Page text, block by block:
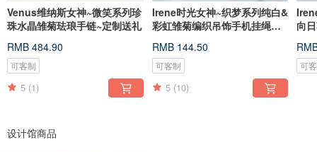
Venus维纳斯女神~微笑系列珍
珠水晶雏菊珐琅手链~定制送礼
RMB 484.90
可客制
5 (1)
Irene时光女神~织梦系列纯白&
彩虹雏菊编织吊饰手机挂绳钥
RMB 144.50
可客制
5 (10)
向
可
设计馆商品